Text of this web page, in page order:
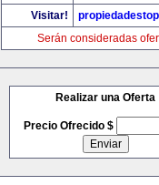
Visitar!
Serán consideradas
Realizar una Oferta
Precio Ofrecido $